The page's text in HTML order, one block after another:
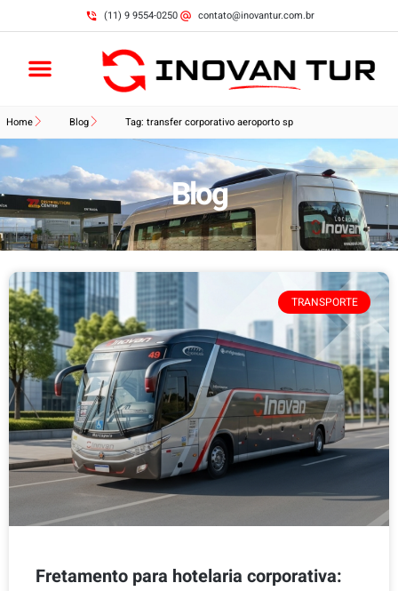
(11) 9 9554-0250 contato@inovantur.com.br
Home Blog Tag: transfer corporativo aeroporto sp
Blog
TRANSPORTE
Fretamento para hotelaria corporativa: